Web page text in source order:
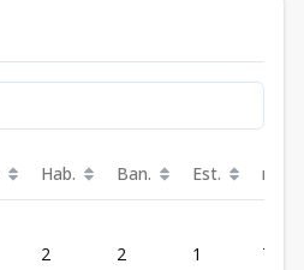
Hab. Ban. Est. m²
2 2 1 75